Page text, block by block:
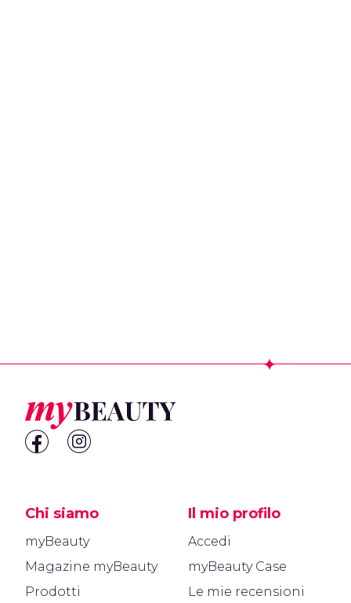
Chi siamo
myBeauty
Magazine myBeauty
Prodotti
Il mio profilo
Accedi
myBeauty Case
Le mie recensioni